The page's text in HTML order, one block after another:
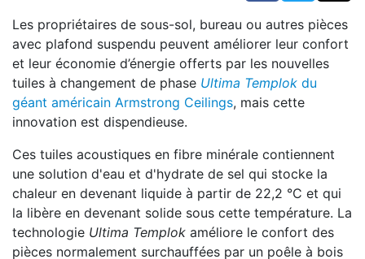
Les propriétaires de sous-sol, bureau ou autres pièces
avec plafond suspendu peuvent améliorer leur confort
et leur économie d’énergie offerts par les nouvelles
tuiles à changement de phase Ultima Templok du
géant américain Armstrong Ceilings, mais cette
innovation est dispendieuse.
Ces tuiles acoustiques en fibre minérale contiennent
une solution d'eau et d'hydrate de sel qui stocke la
chaleur en devenant liquide à partir de 22,2 °C et qui
la libère en devenant solide sous cette température. La
technologie Ultima Templok améliore le confort des
pièces normalement surchauffées par un poêle à bois